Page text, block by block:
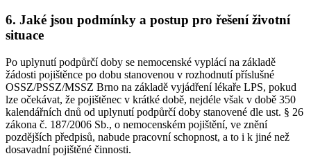
6. Jaké jsou podmínky a postup pro řešení životní
situace
Po uplynutí podpůrčí doby se nemocenské vyplácí na základě
žádosti pojištěnce po dobu stanovenou v rozhodnutí příslušné
OSSZ/PSSZ/MSSZ Brno na základě vyjádření lékaře LPS, pokud
lze očekávat, že pojištěnec v krátké době, nejdéle však v době 350
kalendářních dnů od uplynutí podpůrčí doby stanovené dle ust. § 26
zákona č. 187/2006 Sb., o nemocenském pojištění, ve znění
pozdějších předpisů, nabude pracovní schopnost, a to i k jiné než
dosavadní pojištěné činnosti.